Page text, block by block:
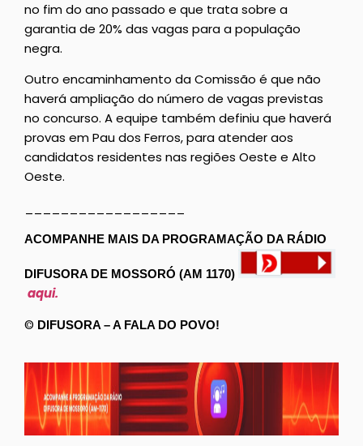
no fim do ano passado e que trata sobre a
garantia de 20% das vagas para a população
negra.
Outro encaminhamento da Comissão é que não
haverá ampliação do número de vagas previstas
no concurso. A equipe também definiu que haverá
provas em Pau dos Ferros, para atender aos
candidatos residentes nas regiões Oeste e Alto
Oeste.
ACOMPANHE MAIS DA PROGRAMAÇÃO DA RÁDIO
DIFUSORA DE MOSSORÓ (AM 1170)
aqui.
© DIFUSORA – A FALA DO POVO!